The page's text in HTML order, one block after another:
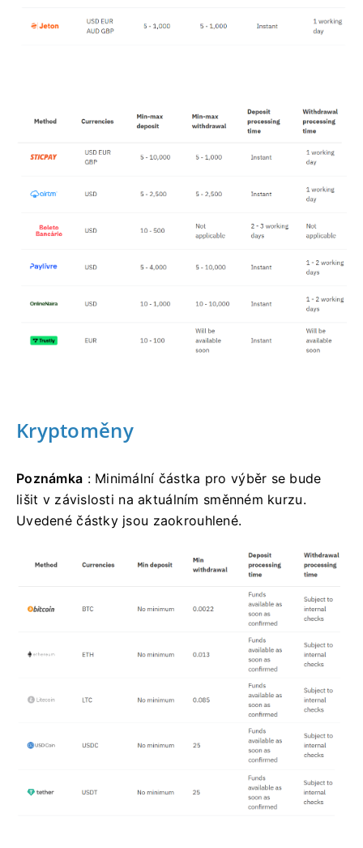
Kryptoměny
Poznámka : Minimální částka pro výběr se bude
lišit v závislosti na aktuálním směnném kurzu.
Uvedené částky jsou zaokrouhlené.